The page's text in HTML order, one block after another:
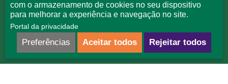
com o armazenamento de cookies no seu dispositivo
para melhorar a experiência e navegação no site.
Portal da privacidade
Preferências Aceitar todos Rejeitar todos